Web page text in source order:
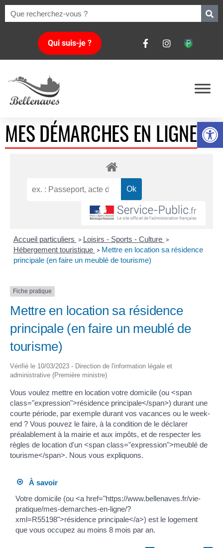
Ouvrir
Qui suis-je ?
MES DÉMARCHES EN LIGNE
Accueil particuliers > Loisirs - Sports - Culture >
Hébergement touristique > Mettre en location sa résidence
principale (en faire un meublé de tourisme)
Fiche pratique
Mettre en location sa résidence
principale (en faire un meublé de
tourisme)
Vérifié le 10/03/2023 - Direction de l'information légale et
administrative (Première ministre)
Vous voulez mettre en location votre domicile (ou <span
class="expression">résidence principale</span>) durant une
courte période, par exemple durant vos vacances ou le week-
end ? Vous pouvez le faire, à la condition de le déclarer
préalablement à la mairie et aux impôts, et de respecter les
règles de location d'un <span class="expression">meublé de
tourisme</span>. Nous vous expliquons.
À savoir
Votre domicile (ou <a href="https://www.bellenaves.fr/vie-
pratique/mes-demarches-en-ligne/?
xml=R55198">résidence principale</a>) est le logement
que vous occupez au moins 8 mois par an.